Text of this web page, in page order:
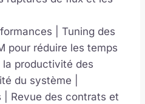
| Tuning des
pour réduire les temps
productivité des
du système |
| Revue des contrats et